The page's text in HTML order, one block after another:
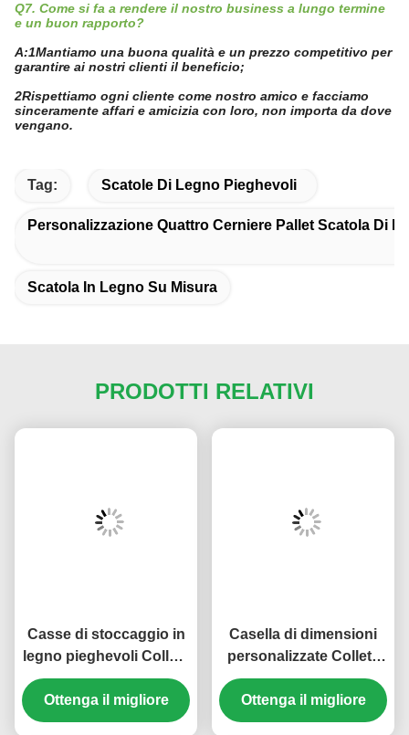
Q7. Come si fa a rendere il nostro business a lungo termine
e un buon rapporto?
A:1Mantiamo una buona qualità e un prezzo competitivo per
garantire ai nostri clienti il beneficio;
2Rispettiamo ogni cliente come nostro amico e facciamo
sinceramente affari e amicizia con loro, non importa da dove
vengano.
Tag: Scatole Di Legno Pieghevoli
Personalizzazione Quattro Cerniere Pallet Scatola Di
Scatola In Legno Su Misura
PRODOTTI RELATIVI
Casse di stoccaggio in
legno pieghevoli Colletti
di pallet in legno Colletti
a cerniera
Ottenga il migliore
Casella di dimensioni
personalizzate Colletti
di pallet standard
pieghevoli in legno
Ottenga il migliore